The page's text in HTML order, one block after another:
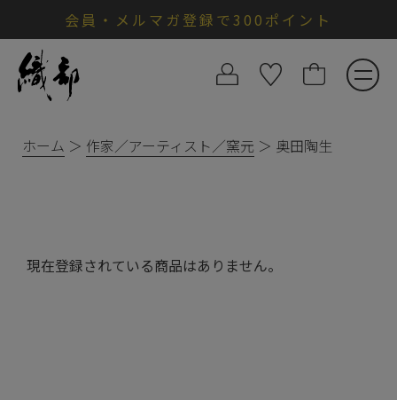
会員・メルマガ登録で300ポイント
ホーム 作家／アーティスト／窯元 奥田陶生
現在登録されている商品はありません。